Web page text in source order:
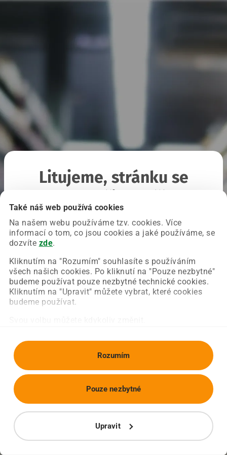
Také náš web používá cookies
Na našem webu používáme tzv. cookies. Více
informací o tom, co jsou cookies a jaké používáme, se
dozvíte zde.
Kliknutím na "Rozumím" souhlasíte s používáním
všech našich cookies. Po kliknutí na "Pouze nezbytné"
budeme používat pouze nezbytné technické cookies.
Kliknutím na "Upravit" můžete vybrat, které cookies
budeme používat.
Rozumím
Upravit
Pouze nezbytné
Litujeme, stránku se
Chyba nastala na naší straně a už ji opravujeme.
Zkuste prosím znovu načíst požadovanou stránku.
Obnovit stránku Úvodní strana